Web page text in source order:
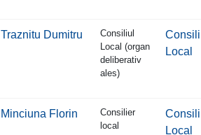
Traznitu Dumitru
Consiliul
Local (organ
deliberativ
ales)
Local
Minciuna Florin
Consilier
local
Local